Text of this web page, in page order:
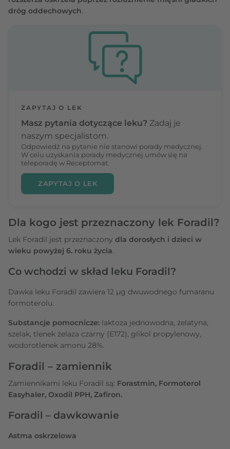
dróg oddechowych.
ZAPYTAJ O LEK
Masz pytania dotyczące leku? Zadaj je
naszym specjalistom.
Odpowiedź na pytanie nie stanowi porady medycznej.
W celu uzyskania porady medycznej umów się na
teleporadę w Receptomat.
ZAPYTAJ O LEK
Dla kogo jest przeznaczony lek Foradil?
Lek Foradil jest przeznaczony dla dorosłych i dzieci w
wieku powyżej 6. roku życia.
Co wchodzi w skład leku Foradil?
Dawka leku Foradil zawiera 12 µg dwuwodnego fumaranu
formoterolu.
Substancje pomocnicze: laktoza jednowodna, żelatyna,
szelak, tlenek żelaza czarny (E172), glikol propylenowy,
wodorotlenek amonu 28%.
Foradil – zamiennik
Zamiennikami leku Foradil są: Forastmin, Formoterol
Easyhaler, Oxodil PPH, Zafiron.
Foradil – dawkowanie
Astma oskrzelowa